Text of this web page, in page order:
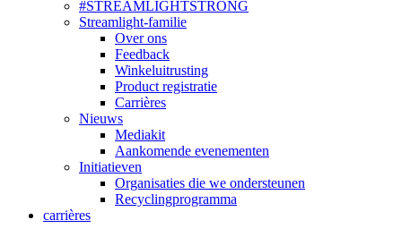
#STREAMLIGHTSTRONG
Streamlight-familie
Over ons
Feedback
Winkeluitrusting
Product registratie
Carrières
Nieuws
Mediakit
Aankomende evenementen
Initiatieven
Organisaties die we ondersteunen
Recyclingprogramma
carrières